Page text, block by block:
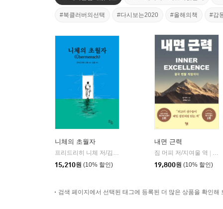
#북클러버의선택 #다시보는2020 #올해의책 #감
니체의 초월자
프리드리히 니체 저/김철 편역
15,210원 (10% 할인)
내면 근력
짐 머피 저/지여울 역
윌
19,800원 (10% 할인)
검색 페이지에서 선택된 태그에 등록된 더 많은 상품을 확인해